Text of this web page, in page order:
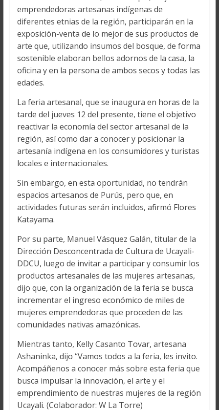
emprendedoras artesanas indígenas de
diferentes etnias de la región, participarán en la
exposición-venta de lo mejor de sus productos de
arte que, utilizando insumos del bosque, de forma
sostenible elaboran bellos adornos de la casa, la
oficina y en la persona de ambos secos y todas las
edades.
La feria artesanal, que se inaugura en horas de la
tarde del jueves 12 del presente, tiene el objetivo
reactivar la economía del sector artesanal de la
región, así como dar a conocer y posicionar la
artesanía indígena en los consumidores y turistas
locales e internacionales.
Sin embargo, en esta oportunidad, no tendrán
espacios artesanos de Purús, pero que, en
actividades futuras serán incluidos, afirmó Flores
Katayama.
Por su parte, Manuel Vásquez Galán, titular de la
Dirección Desconcentrada de Cultura de Ucayali-
DDCU, luego de invitar a participar y consumir los
productos artesanales de las mujeres artesanas,
dijo que, con la organización de la feria se busca
incrementar el ingreso económico de miles de
mujeres emprendedoras que proceden de las
comunidades nativas amazónicas.
Mientras tanto, Kelly Casanto Tovar, artesana
Ashaninka, dijo “Vamos todos a la feria, les invito.
Acompáñenos a conocer más sobre esta feria que
busca impulsar la innovación, el arte y el
emprendimiento de nuestras mujeres de la región
Ucayali. (Colaborador: W La Torre)